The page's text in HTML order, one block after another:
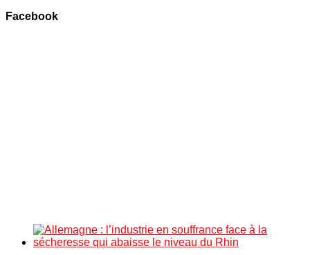
Facebook